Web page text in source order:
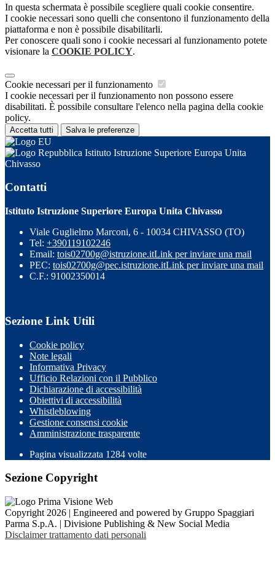
In questa schermata è possibile scegliere quali cookie consentire.
I cookie necessari sono quelli che consentono il funzionamento della
piattaforma e non è possibile disabilitarli.
Per conoscere quali sono i cookie necessari al funzionamento potete
visionare la COOKIE POLICY.
Cookie necessari per il funzionamento
I cookie necessari per il funzionamento non possono essere
disabilitati. È possibile consultare l'elenco nella pagina della cookie
policy.
Accetta tutti Salva le preferenze
Istituto Istruzione Superiore Europa Unita
Chivasso
Contatti
Istituto Istruzione Superiore Europa Unita Chivasso
Viale Guglielmo Marconi, 6 - 10034 CHIVASSO (TO)
Tel: +390119102246
Email: tois02700g@istruzione.itLink per inviare una mail
PEC: tois02700g@pec.istruzione.itLink per inviare una mail
C.F.: 91002350014
Sezione Link Utili
Cookie policy
Note legali
Informativa Privacy
Ufficio Relazioni con il Pubblico
Dichiarazione di accessibilità
Obiettivi di accessibilità
Whistleblowing
Gestione consensi cookie
Amministrazione trasparente
Pagina visualizzata 1284 volte
Sezione Copyright
Copyright 2026 | Engineered and powered by Gruppo Spaggiari
Parma S.p.A. | Divisione Publishing & New Social Media
Disclaimer trattamento dati personali